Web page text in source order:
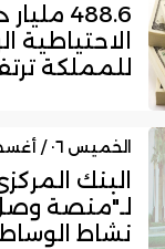
488.6
الاحتياطية
الخميس ٠٦ / أغسطس / ٢٠٢٦
البنك
لـ"منصة
نشاط